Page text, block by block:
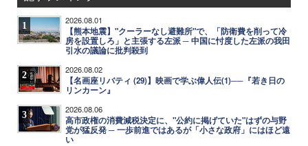
1 2026.08.01
【熊本地震】"クーラーなし避難所"で、「防衛費を削って冷
房を設置しろ」と主張する左派 ─ 中国に忖度した左派の我田
引水の議論に批判殺到
2 2026.08.02
【名画座リバティ (29)】映画で学ぶ偉人伝(1)──『若き日の
リンカーン』
3 2026.08.06
高市政権の消費減税決定に、"公約に掲げていた"はずの与野
党が猛反発 ─ 一歩前進ではあるが「小さな政府」にはほど遠
い